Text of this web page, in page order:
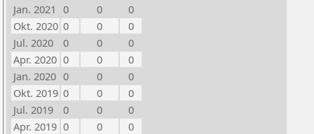
Jan. 2021 0 0
0
Okt. 2020 0 0
0
Jul. 2020
0 0
0
Apr. 2020 0 0
0
Jan. 2020 0 0
0
Okt. 2019 0 0
0
Jul. 2019
0 0
0
Apr. 2019 0 0
0